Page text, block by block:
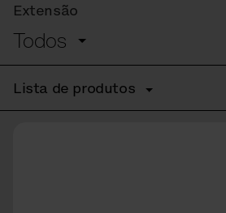
Extensão
Todos
Lista de produtos